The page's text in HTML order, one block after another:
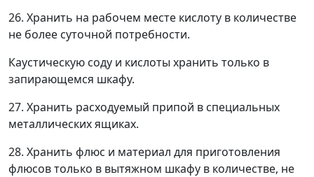
26. Хранить на рабочем месте кислоту в количестве
не более суточной потребности.
Каустическую соду и кислоты хранить только в
запирающемся шкафу.
27. Хранить расходуемый припой в специальных
металлических ящиках.
28. Хранить флюс и материал для приготовления
флюсов только в вытяжном шкафу в количестве, не